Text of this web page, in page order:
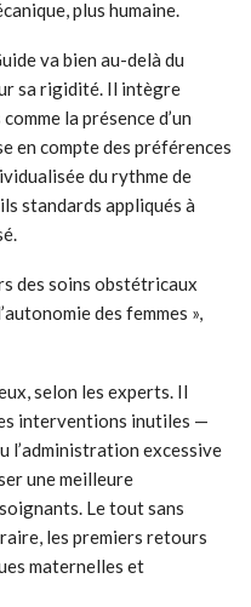
plus humaine.
va bien au-delà du
sa rigidité. Il intègre
la présence d’un
en compte des préférences
du rythme de
standards appliqués à
des soins obstétricaux
des femmes »,
selon les experts. Il
interventions inutiles —
l’administration excessive
une meilleure
Le tout sans
les premiers retours
maternelles et